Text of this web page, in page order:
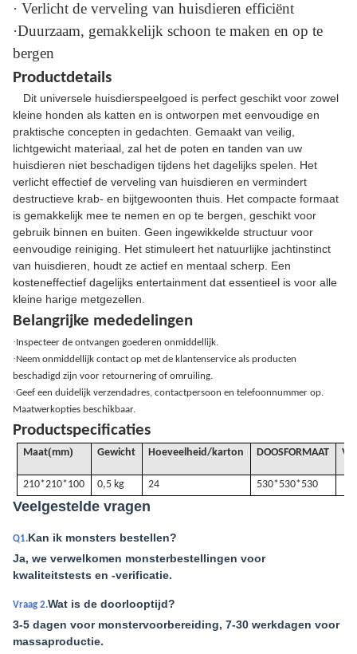
· Verlicht de verveling van huisdieren efficiënt
·Duurzaam, gemakkelijk schoon te maken en op te
bergen
Productdetails
Dit universele huisdierspeelgoed is perfect geschikt voor zowel
kleine honden als katten en is ontworpen met eenvoudige en
praktische concepten in gedachten. Gemaakt van veilig,
lichtgewicht materiaal, zal het de poten en tanden van uw
huisdieren niet beschadigen tijdens het dagelijks spelen. Het
verlicht effectief de verveling van huisdieren en vermindert
destructieve krab- en bijtgewoonten thuis. Het compacte formaat
is gemakkelijk mee te nemen en op te bergen, geschikt voor
gebruik binnen en buiten. Geen ingewikkelde structuur voor
eenvoudige reiniging. Het stimuleert het natuurlijke jachtinstinct
van huisdieren, houdt ze actief en mentaal scherp. Een
kosteneffectief dagelijks entertainment dat essentieel is voor alle
kleine harige metgezellen.
Belangrijke mededelingen
·Inspecteer de ontvangen goederen onmiddellijk.
·Neem onmiddellijk contact op met de klantenservice als producten
beschadigd zijn voor retournering of omruiling.
·Geef een duidelijk verzendadres, contactpersoon en telefoonnummer op.
Maatwerkopties beschikbaar.
Productspecificaties
Maat(mm) Gewicht Hoeveelheid/karton DOOSFORMAAT
210*210*100 0,5 kg 24 530*530*530
Veelgestelde vragen
Q1.Kan ik monsters bestellen?
Ja, we verwelkomen monsterbestellingen voor
kwaliteitstests en -verificatie.
Vraag 2.Wat is de doorlooptijd?
3-5 dagen voor monstervoorbereiding, 7-30 werkdagen voor
massaproductie.